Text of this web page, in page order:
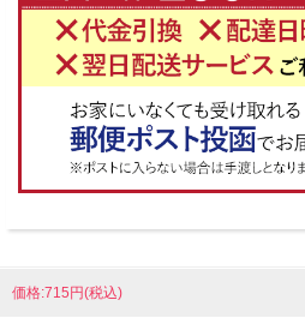
価格:715円(税込)